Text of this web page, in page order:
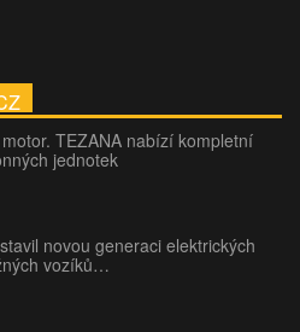
TEZANA nabízí kompletní
jednotek
novou generaci elektrických
vozíků…